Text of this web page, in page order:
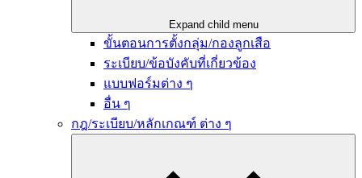
Expand child menu
ขั้นตอนการตั้งกลุ่ม/กองลูกเสือ
ระเบียบ/ข้อบังคับที่เกี่ยวข้อง
แบบฟอร์มต่าง ๆ
อื่น ๆ
กฎ/ระเบียบ/หลักเกณฑ์ ต่าง ๆ